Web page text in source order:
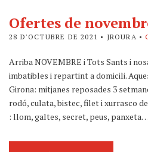
Ofertes de
28 D'OCTUBRE DE 2021 • JROURA •
Arriba NOVEMBRE i Tots Sants i
imbatibles i repartint a domicili.
Girona: mitjanes reposades 3
rodó, culata, bistec, filet i xurrasco
: llom, galtes, secret, peus,